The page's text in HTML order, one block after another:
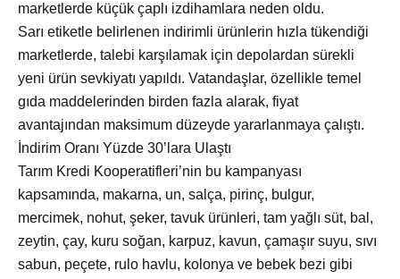
marketlerde küçük çaplı izdihamlara neden oldu.
Sarı etiketle belirlenen indirimli ürünlerin hızla tükendiği
marketlerde, talebi karşılamak için depolardan sürekli
yeni ürün sevkiyatı yapıldı. Vatandaşlar, özellikle temel
gıda maddelerinden birden fazla alarak, fiyat
avantajından maksimum düzeyde yararlanmaya çalıştı.
İndirim Oranı Yüzde 30’lara Ulaştı
Tarım Kredi Kooperatifleri’nin bu kampanyası
kapsamında, makarna, un, salça, pirinç, bulgur,
mercimek, nohut, şeker, tavuk ürünleri, tam yağlı süt, bal,
zeytin, çay, kuru soğan, karpuz, kavun, çamaşır suyu, sıvı
sabun, peçete, rulo havlu, kolonya ve bebek bezi gibi